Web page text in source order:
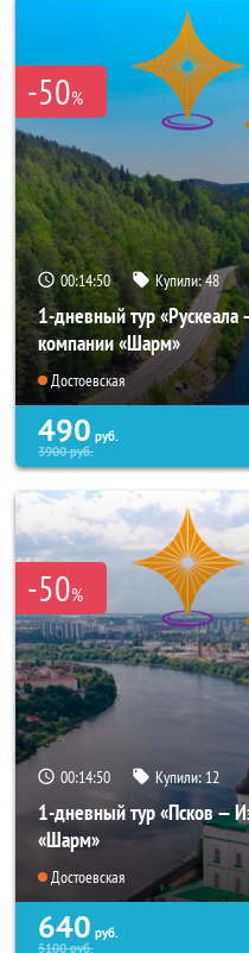
-50%
00:14:48 Купили:48
1-дневный тур «Рускеала
компании «Шарм»
Достоевская
490 руб.
3900руб.
-50%
00:14:48 Купили: 12
1-дневный тур «Псков —
«Шарм»
Достоевская
640 руб.
5100руб.